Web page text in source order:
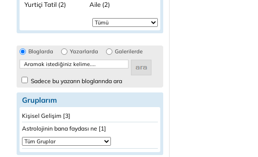
Yurtiçi Tatil (2)
Aile (2)
Bloglarda Yazarlarda Galerilerde
Sadece bu yazarın bloglarında ara
Gruplarım
Kişisel Gelişim [3]
Astrolojinin bana faydası ne [1]